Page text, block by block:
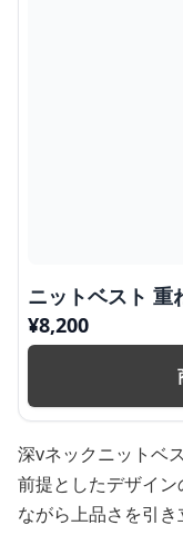
ニットベスト 重
¥8,200
深vネックニットベ
前提としたデザイ
ながら上品さを引き